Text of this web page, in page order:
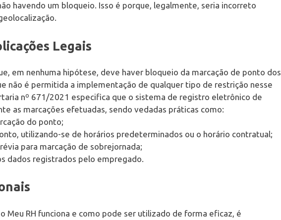
havendo um bloqueio. Isso é porque, legalmente, seria incorreto
Legais
em nenhuma hipótese, deve haver bloqueio da marcação de ponto dos
não é permitida a implementação de qualquer tipo de restrição nesse
nº 671/2021 especifica que o sistema de registro eletrônico de
as marcações efetuadas, sendo vedadas práticas como:
do ponto;
utilizando-se de horários predeterminados ou o horário contratual;
para marcação de sobrejornada;
dados registrados pelo empregado.
Meu RH funciona e como pode ser utilizado de forma eficaz, é